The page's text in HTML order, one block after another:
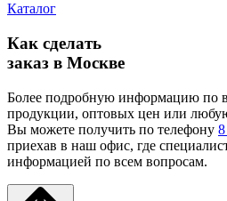
Каталог
Как сделать
заказ в Москве
Более подробную информацию по
продукции, оптовых цен или
Вы можете получить по телефону
приехав в наш офис, где
информацией по всем вопросам.